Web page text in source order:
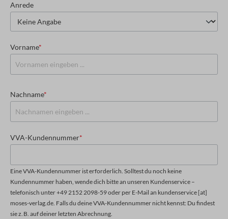
Anrede
Vorname*
Nachname*
VVA-Kundennummer*
Eine VVA-Kundennummer ist erforderlich. Solltest du noch keine
Kundennummer haben, wende dich bitte an unseren Kundenservice –
telefonisch unter +49 2152 2098-59 oder per E-Mail an kundenservice [at]
moses-verlag.de. Falls du deine VVA-Kundennummer nicht kennst: Du findest
sie z. B. auf deiner letzten Abrechnung.